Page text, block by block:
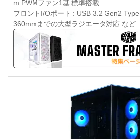
m PWMファン1基 標準搭載
フロントI/Oポート : USB 3.2 Gen2 Type-
360mmまでの大型ラジエータ対応 など